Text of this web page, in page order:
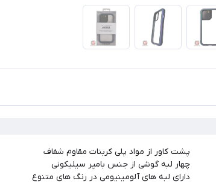
پشت کاور از مواد پلی کربنات مقاوم شفاف
چهار لبه گوشی از جنس بامپر سیلیکونی
دارای لبه های آلومینیومی در رنگ های متنوع